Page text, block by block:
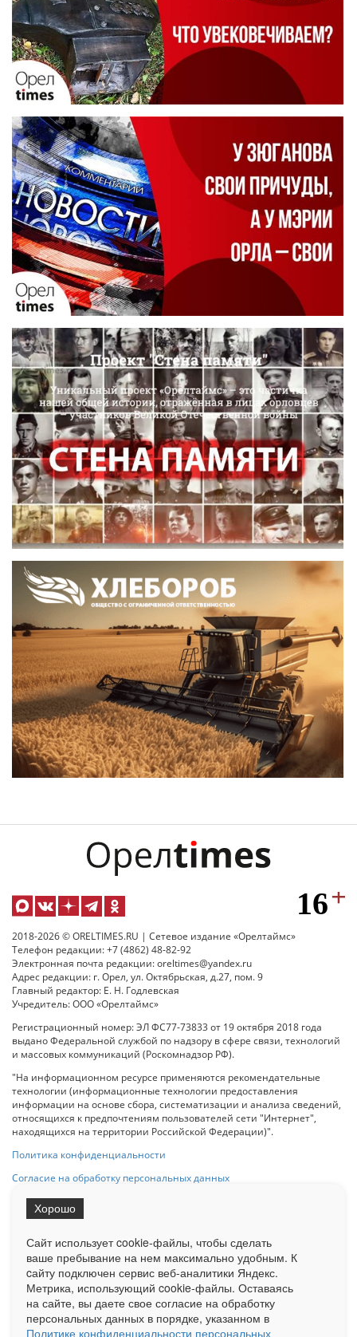
2018-2026 © ORELTIMES.RU | Сетевое издание «Орелтаймс»
Телефон редакции: +7 (4862) 48-82-92
Электронная почта редакции: oreltimes@yandex.ru
Адрес редакции: г. Орел, ул. Октябрьская, д.27, пом. 9
Главный редактор: Е. Н. Годлевская
Учредитель: ООО «Орелтаймс»
Регистрационный номер: ЭЛ ФС77-73833 от 19 октября 2018 года
выдано Федеральной службой по надзору в сфере связи, технологий
и массовых коммуникаций (Роскомнадзор РФ).
"На информационном ресурсе применяются рекомендательные
технологии (информационные технологии предоставления
информации на основе сбора, систематизации и анализа сведений,
относящихся к предпочтениям пользователей сети "Интернет",
находящихся на территории Российской Федерации)".
Политика конфиденциальности
Согласие на обработку персональных данных
на Сетевое издание «ОрелТаймс» обязательна.
Ограниченная статистика посещаемости доступна на сайте
Liveinternet.ru . Подробная статистика для рекламодателей по запросу
у менеджера.
Реклама Документы О нас Контакты
Сайт использует cookie-файлы, чтобы сделать
ваше пребывание на нем максимально удобным. К
cайту подключен сервис веб-аналитики Яндекс.
Метрика, использующий cookie-файлы. Оставаясь
на сайте, вы даете свое согласие на обработку
персональных данных в порядке, указанном в
Политике конфиденциальности персональных
Хорошо